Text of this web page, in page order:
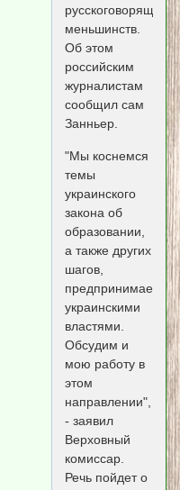
русскоговорящих
меньшинств.
Об этом
российским
журналистам
сообщил сам
Занньер.
"Мы коснемся
темы
украинского
закона об
образовании,
а также других
шагов,
предпринимаемых
украинскими
властями.
Обсудим и
мою работу в
этом
направлении",
- заявил
Верховный
комиссар.
Речь пойдет о